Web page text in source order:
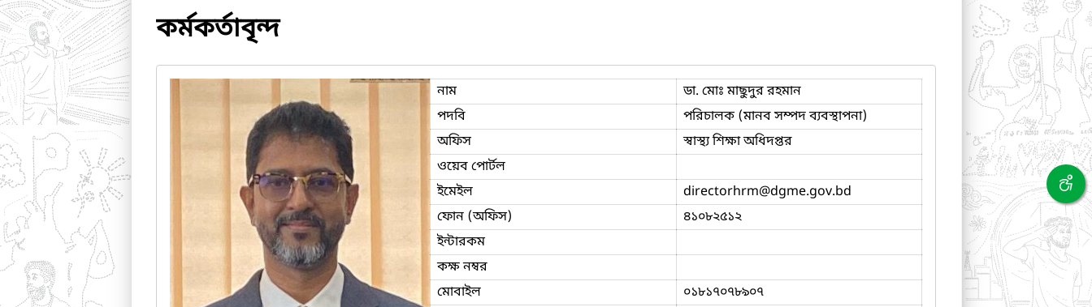
কর্মকর্তাবৃন্দ
নাম
ডা. মোঃ মাছুদুর রহমান
পদবি
পরিচালক (মানব সম্পদ ব্যবস্থাপনা)
অফিস
স্বাস্থ্য শিক্ষা অধিদপ্তর
ওয়েব পোর্টল
ইমেইল
directorhrm@dgme.gov.bd
ফোন (অফিস)
৪১০৮২৫১২
ইন্টারকম
কক্ষ নম্বর
মোবাইল
০১৮১৭০৭৮৯০৭